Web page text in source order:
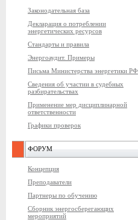
Законодательная база
Декларация о потреблении
энергетических ресурсов
Стандарты и правила
Энергоаудит. Примеры
Письма Министерства энергетики РФ
Сведения об участии в судебных
разбирательствах
Применение мер дисциплинарной
ответственности
Графики проверок
ФОРУМ
Концепция
Преподаватели
Партнеры по обучению
Сборник энергосберегающих
мероприятий